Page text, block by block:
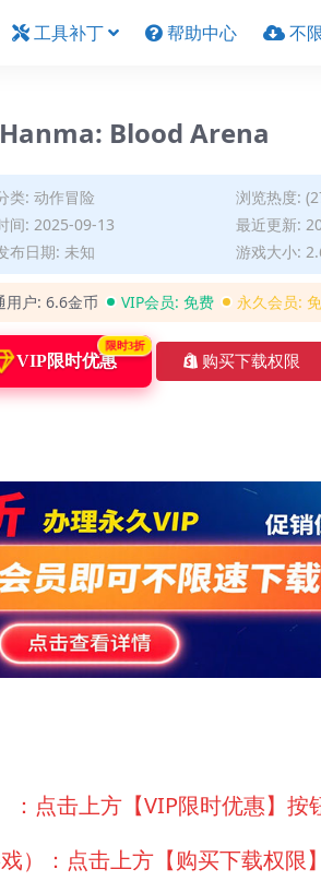
工具补丁 帮助中心 不
Blood Arena
类: 动作冒险
浏览热度:
间: 2025-09-13
最近更新:
布日期: 未知
游戏大小:
用户: 6.6金币 VIP会员: 免费 永久会员:
VIP限时优惠
限时3折
购买下载权限
点击上方【VIP限时优惠】按
）：点击上方【购买下载权限